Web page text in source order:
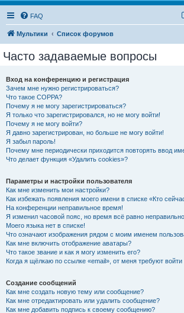
FAQ
Мультики Список форумов
Часто задаваемые вопросы
Вход на конференцию и регистрация
Зачем мне нужно регистрироваться?
Что такое COPPA?
Почему я не могу зарегистрироваться?
Я только что зарегистрировался, но не могу войти!
Почему я не могу войти?
Я давно зарегистрирован, но больше не могу войти!
Я забыл пароль!
Почему мне периодически приходится повторять ввод
Что делает функция «Удалить cookies»?
Параметры и настройки пользователя
Как мне изменить мои настройки?
Как избежать появления моего имени в списке «Кто
На конференции неправильное время!
Я изменил часовой пояс, но время всё равно
Моего языка нет в списке!
Что означают изображения рядом с моим именем
Как мне включить отображение аватары?
Что такое звание и как я могу изменить его?
Когда я щёлкаю по ссылке «email», от меня требуют
Создание сообщений
Как мне создать новую тему или сообщение?
Как мне отредактировать или удалить сообщение?
Как мне добавить подпись к своему сообщению?